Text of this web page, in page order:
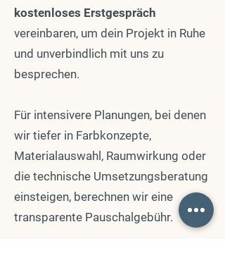
kostenloses Erstgespräch
vereinbaren, um dein Projekt in Ruhe
und unverbindlich mit uns zu
besprechen.
Für intensivere Planungen, bei denen
wir tiefer in Farbkonzepte,
Materialauswahl, Raumwirkung oder
die technische Umsetzungsberatung
einsteigen, berechnen wir eine
transparente Pauschalgebühr.